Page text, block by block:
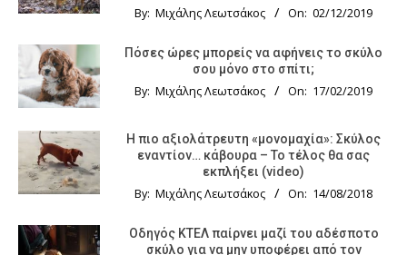
By: Μιχάλης Λεωτσάκος On: 02/12/2019
Πόσες ώρες μπορείς να αφήνεις το σκύλο
σου μόνο στο σπίτι;
By: Μιχάλης Λεωτσάκος On: 17/02/2019
Η πιο αξιολάτρευτη «μονομαχία»: Σκύλος
εναντίον… κάβουρα – Το τέλος θα σας
εκπλήξει (video)
By: Μιχάλης Λεωτσάκος On: 14/08/2018
Οδηγός KTΕΛ παίρνει μαζί του αδέσποτο
σκύλο για να μην υποφέρει από τον